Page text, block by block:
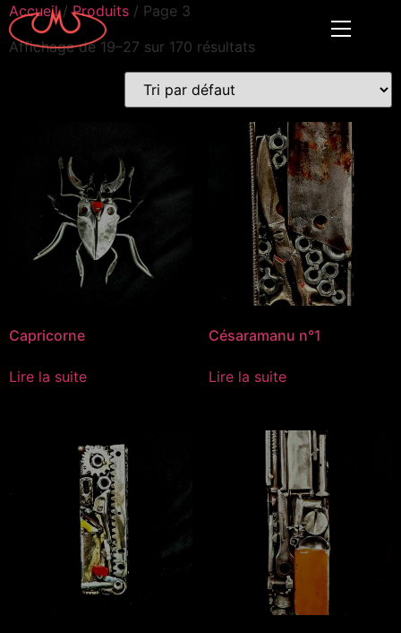
Accueil/Produits / Page 3
Affichage de 19–27 sur 170 résultats
Capricorne
Lire la suite
Césaramanu n°1
Lire la suite